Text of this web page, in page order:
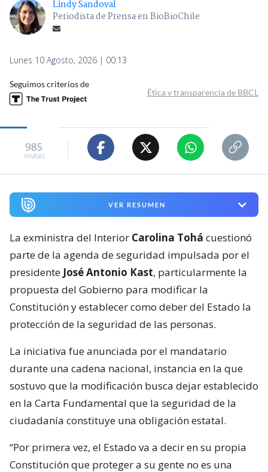
Lindy Sandoval
Periodista de Prensa en BioBioChile
Lunes 10 Agosto, 2026 | 00:13
Seguimos criterios de
Ética y transparencia de BBCL
985
visitas
VER RESUMEN
La exministra del Interior Carolina Tohá cuestionó
parte de la agenda de seguridad impulsada por el
presidente José Antonio Kast, particularmente la
propuesta del Gobierno para modificar la
Constitución y establecer como deber del Estado la
protección de la seguridad de las personas.
La iniciativa fue anunciada por el mandatario
durante una cadena nacional, instancia en la que
sostuvo que la modificación busca dejar establecido
en la Carta Fundamental que la seguridad de la
ciudadanía constituye una obligación estatal.
“Por primera vez, el Estado va a decir en su propia
Constitución que proteger a su gente no es una